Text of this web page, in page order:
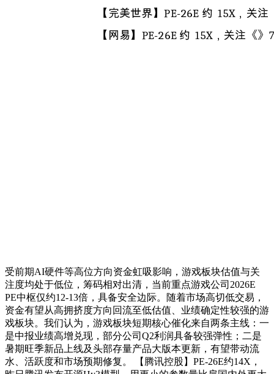
受前期AI硬件等高位方向资金虹吸影响，游戏板块估值与关
注度均处于低位，筹码相对出清，当前重点游戏公司2026E
PE中枢仅约12-13倍，具备安全边际。随着市场高切低交易，
资金有望从高拥挤度方向回流至低估值、业绩确定性较强的游
戏板块。我们认为，游戏板块短期核心催化来自两条主线：一
是中报业绩高增兑现，部分公司Q2利润具备较强弹性；二是
暑期旺季新品上线及头部存量产品大版本更新，有望带动流
水、活跃度和市场预期修复。 【腾讯控股】PE-26E约14X，